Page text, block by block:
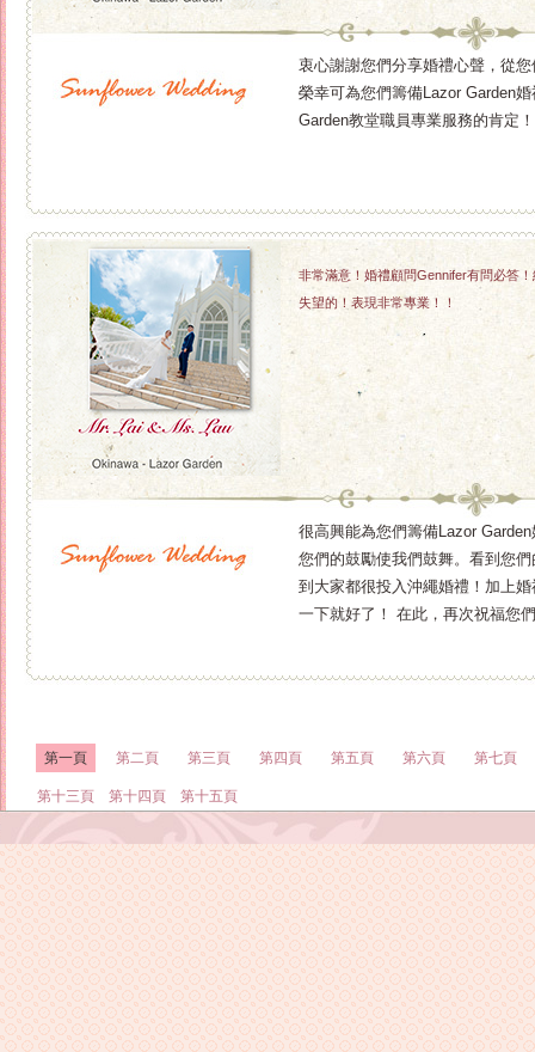
衷心謝謝您們分享婚禮心聲，從
榮幸可為您們籌備Lazor Garden
Garden教堂職員專業服務的肯定
非常滿意！婚禮顧問Gennifer有問必答
失望的！表現非常專業！！
很高興能為您們籌備Lazor
您們的鼓勵使我們鼓舞。看到您
到大家都很投入沖繩婚禮！加上
一下就好了！ 在此，再次祝福您
第一頁 第二頁 第三頁 第四頁 第五頁 第六頁 第七頁
第十三頁 第十四頁 第十五頁